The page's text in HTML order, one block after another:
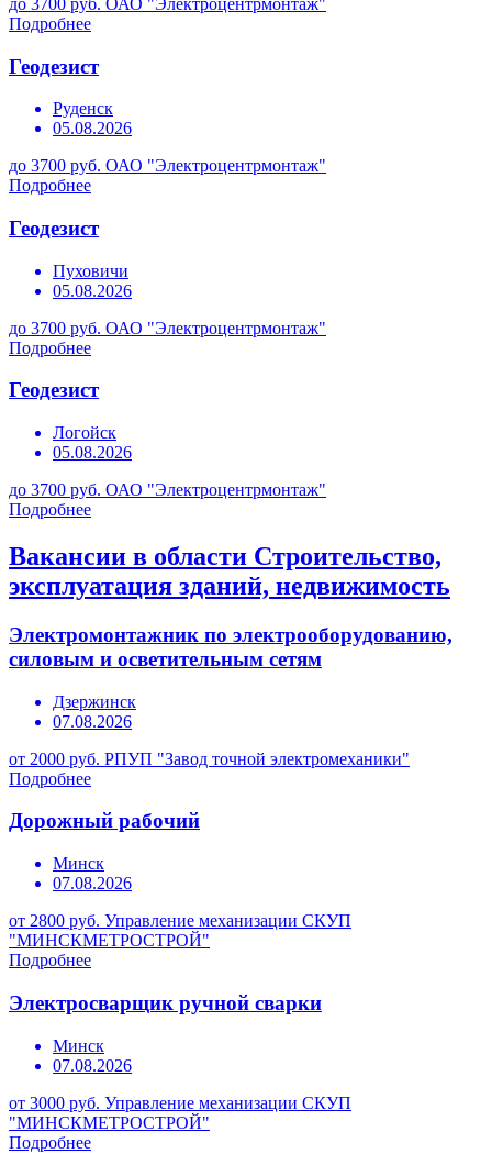
Подробнее
Геодезист
Руденск
05.08.2026
до 3700 руб. ОАО "Электроцентрмонтаж"
Подробнее
Геодезист
Пуховичи
05.08.2026
до 3700 руб. ОАО "Электроцентрмонтаж"
Подробнее
Геодезист
Логойск
05.08.2026
до 3700 руб. ОАО "Электроцентрмонтаж"
Подробнее
Вакансии в области Строительство,
эксплуатация зданий, недвижимость
Электромонтажник по электрооборудованию,
силовым и осветительным сетям
Дзержинск
07.08.2026
от 2000 руб. РПУП "Завод точной электромеханики"
Подробнее
Дорожный рабочий
Минск
07.08.2026
от 2800 руб. Управление механизации СКУП
"МИНСКМЕТРОСТРОЙ"
Подробнее
Электросварщик ручной сварки
Минск
07.08.2026
от 3000 руб. Управление механизации СКУП
"МИНСКМЕТРОСТРОЙ"
Подробнее